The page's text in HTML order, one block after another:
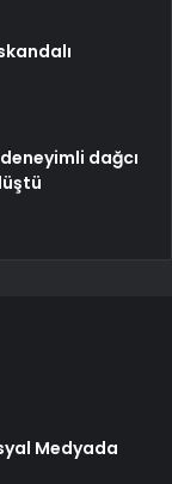
dağcı
Medyada